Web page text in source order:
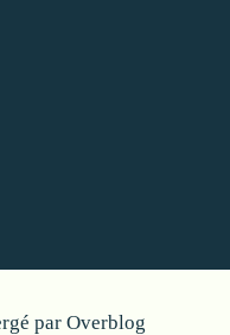
par Overblog